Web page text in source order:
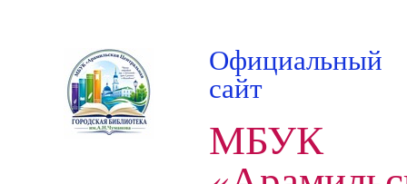
Официальный
сайт
МБУК